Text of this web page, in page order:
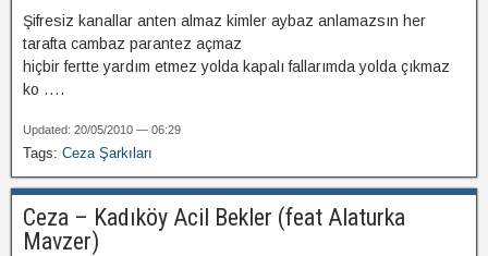
Şifresiz kanallar anten almaz kimler aybaz anlamazsın her
tarafta cambaz parantez açmaz
hiçbir fertte yardım etmez yolda kapalı fallarımda yolda çıkmaz
ko ....
Updated: 20/05/2010 — 06:29
Tags: Ceza Şarkıları
Ceza – Kadıköy Acil Bekler (feat Alaturka
Mavzer)